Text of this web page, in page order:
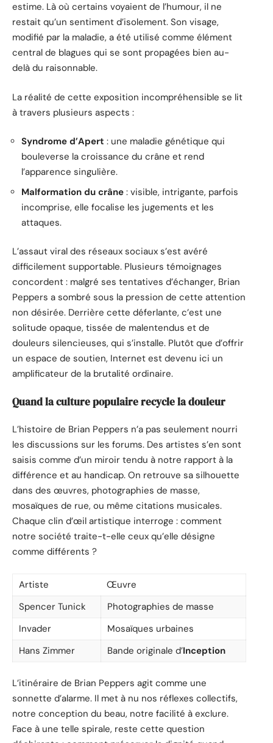
estime. Là où certains voyaient de l’humour, il ne
restait qu’un sentiment d’isolement. Son visage,
modifié par la maladie, a été utilisé comme élément
central de blagues qui se sont propagées bien au-
delà du raisonnable.
La réalité de cette exposition incompréhensible se lit
à travers plusieurs aspects :
Syndrome d’Apert : une maladie génétique qui
bouleverse la croissance du crâne et rend
l’apparence singulière.
Malformation du crâne : visible, intrigante, parfois
incomprise, elle focalise les jugements et les
attaques.
L’assaut viral des réseaux sociaux s’est avéré
difficilement supportable. Plusieurs témoignages
concordent : malgré ses tentatives d’échanger, Brian
Peppers a sombré sous la pression de cette attention
non désirée. Derrière cette déferlante, c’est une
solitude opaque, tissée de malentendus et de
douleurs silencieuses, qui s’installe. Plutôt que d’offrir
un espace de soutien, Internet est devenu ici un
amplificateur de la brutalité ordinaire.
Quand la culture populaire recycle la douleur
L’histoire de Brian Peppers n’a pas seulement nourri
les discussions sur les forums. Des artistes s’en sont
saisis comme d’un miroir tendu à notre rapport à la
différence et au handicap. On retrouve sa silhouette
dans des œuvres, photographies de masse,
mosaïques de rue, ou même citations musicales.
Chaque clin d’œil artistique interroge : comment
notre société traite-t-elle ceux qu’elle désigne
comme différents ?
Artiste
Œuvre
Spencer Tunick
Photographies de masse
Invader
Mosaïques urbaines
Hans Zimmer
Bande originale d’Inception
L’itinéraire de Brian Peppers agit comme une
sonnette d’alarme. Il met à nu nos réflexes collectifs,
notre conception du beau, notre facilité à exclure.
Face à une telle spirale, reste cette question